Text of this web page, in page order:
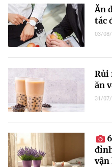
Ăn
tác
03/
Rủi
ăn
31/